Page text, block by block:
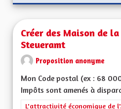
Créer des Maison de
Steueramt
Proposition anonyme
Mon Code postal (ex : 68
Impôts sont amenés à
Filtrer les résultats de la
L'attractivité économique de